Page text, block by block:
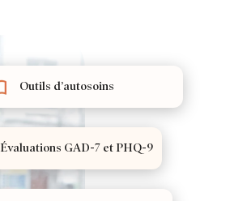
Outils d’autosoins
Évaluations GAD-7 et PHQ-9